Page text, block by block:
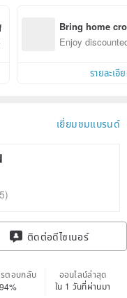
Bring home
n with ease
Enjoy
รายละเอี
เยี่ยมชมแบรนด์
ติดต่อดีไซเนอร์
รตอบกลับ
94%
ออนไลน์ล่าสุด
ใน 1 วันที่ผ่านมา